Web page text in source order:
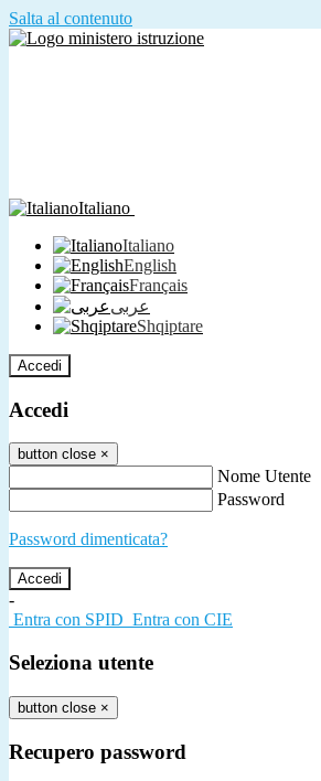
Salta al contenuto
Italiano
Italiano
English
Français
عربى
Shqiptare
Accedi
Accedi
button close ×
Nome Utente
Password
Password dimenticata?
-
Entra con SPID Entra con CIE
Seleziona utente
button close ×
Recupero password